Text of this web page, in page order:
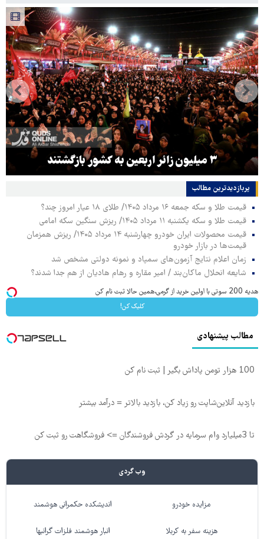
۳ میلیون زائر اربعین به کشور بازگشتند
پربازدیدترین‌ مطالب
قیمت طلا و سکه جمعه ۱۶ مرداد ۱۴۰۵/ طلای ۱۸ عیار امروز چند؟
قیمت طلا و سکه یکشنبه ۱۱ مرداد ۱۴۰۵/ ریزش سنگین سکه امامی
قیمت محصولات ایران خودرو چهارشنبه ۱۴ مرداد ۱۴۰۵/ ریزش همزمان
قیمت‌ها در بازار خودرو
زمان اعلام نتایج آزمون‌های سمپاد و نمونه دولتی مشخص شد
شایعه انحلال ماکان‌بند / امیر مقاره و رهام هادیان از هم جدا شدند؟
هدیه 200 سوتی با اولین خرید از گرمی،همین حالا ثبت نام کن
کلیک کن!
مطالب پیشنهادی
100 هزار تومن پاداش بگیر | ثبت نام کن
بازدید آنلاین‌شاپت رو زیاد کن، بازدید بالاتر = درآمد بیشتر
تا 3میلیارد وام سرمایه در گردش فروشندگان => فروشگاهت رو ثبت کن
وب گردی
مزایده خودرو اندیشکده حکمرانی هوشمند
هزینه سفر به کربلا انبار هوشمند فلزات گرانبها